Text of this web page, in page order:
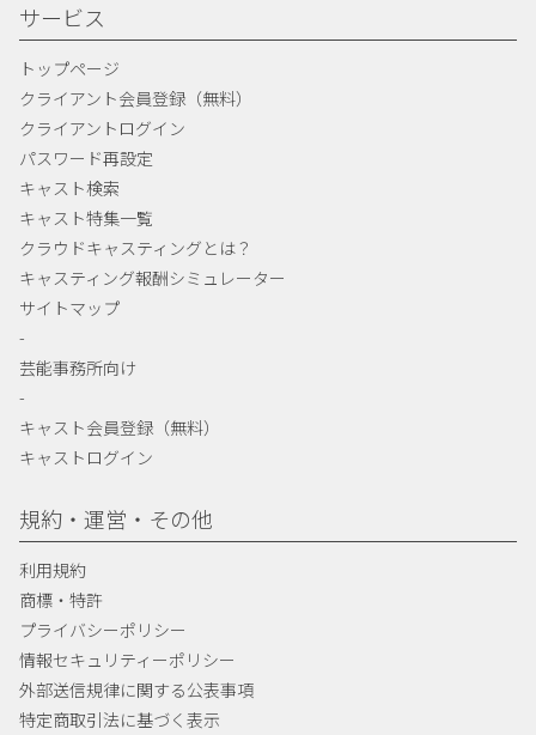
サービス
トップページ
クライアント会員登録（無料）
クライアントログイン
パスワード再設定
キャスト検索
キャスト特集一覧
クラウドキャスティングとは？
キャスティング報酬シミュレーター
サイトマップ
-
芸能事務所向け
-
キャスト会員登録（無料）
キャストログイン
規約・運営・その他
利用規約
商標・特許
プライバシーポリシー
情報セキュリティーポリシー
外部送信規律に関する公表事項
特定商取引法に基づく表示